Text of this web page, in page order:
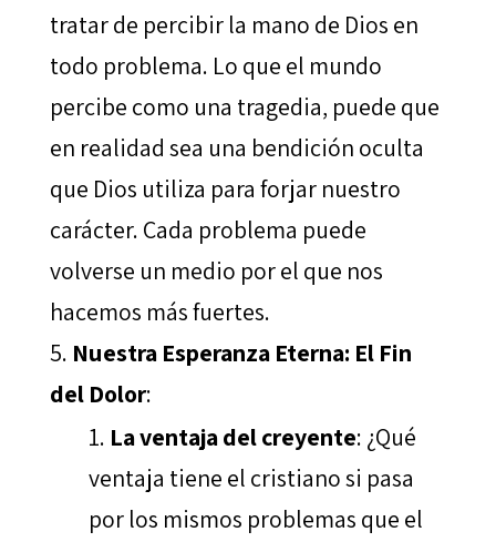
tratar de percibir la mano de Dios en
todo problema. Lo que el mundo
percibe como una tragedia, puede que
en realidad sea una bendición oculta
que Dios utiliza para forjar nuestro
carácter. Cada problema puede
volverse un medio por el que nos
hacemos más fuertes.
Nuestra Esperanza Eterna: El Fin
del Dolor:
La ventaja del creyente: ¿Qué
ventaja tiene el cristiano si pasa
por los mismos problemas que el